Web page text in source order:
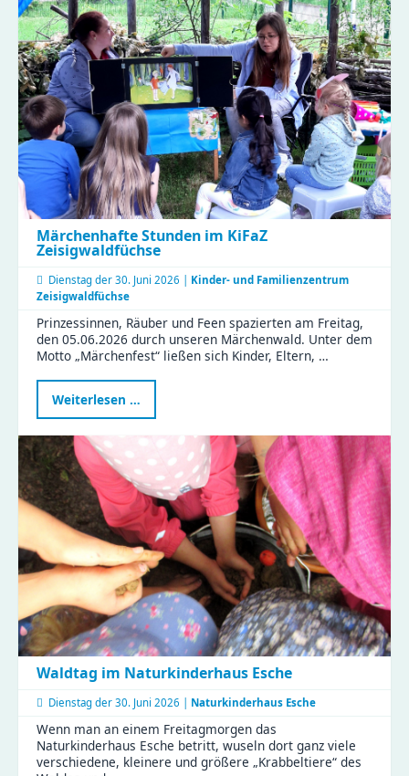
Händen
–
Weiterbildung
mit
Sonne,
Regen
und
vielen
Perspektiven
Märchenhafte Stunden im KiFaZ
Zeisigwaldfüchse
Dienstag der 30. Juni 2026 | Kinder- und Familienzentrum
Zeisigwaldfüchse
Prinzessinnen, Räuber und Feen spazierten am Freitag,
den 05.06.2026 durch unseren Märchenwald. Unter dem
Motto „Märchenfest“ ließen sich Kinder, Eltern, …
Weiterlesen …
Stunden
im
Zeisigwaldfüchse
Waldtag im Naturkinderhaus Esche
Dienstag der 30. Juni 2026 | Naturkinderhaus Esche
Wenn man an einem Freitagmorgen das
Naturkinderhaus Esche betritt, wuseln dort ganz viele
verschiedene, kleinere und größere „Krabbeltiere“ des